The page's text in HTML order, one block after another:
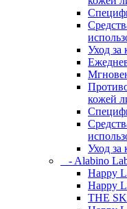
Уход за
кожей
Уход за
- Alabino
Happy
Happy
THE